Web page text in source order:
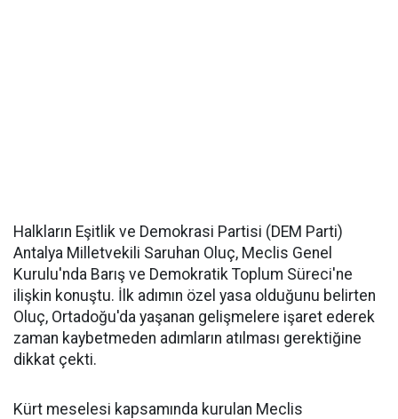
Halkların Eşitlik ve Demokrasi Partisi (DEM Parti)
Antalya Milletvekili Saruhan Oluç, Meclis Genel
Kurulu'nda Barış ve Demokratik Toplum Süreci'ne
ilişkin konuştu. İlk adımın özel yasa olduğunu belirten
Oluç, Ortadoğu'da yaşanan gelişmelere işaret ederek
zaman kaybetmeden adımların atılması gerektiğine
dikkat çekti.
Kürt meselesi kapsamında kurulan Meclis